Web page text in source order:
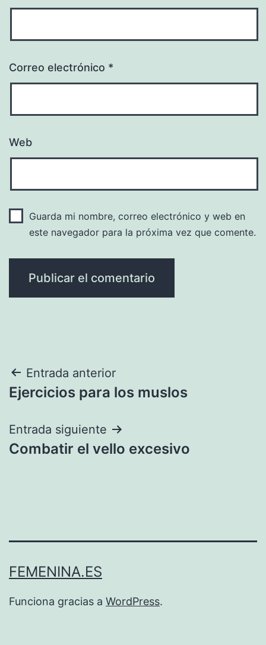
Correo electrónico *
Web
Guarda mi nombre, correo electrónico y web en
este navegador para la próxima vez que comente.
Navegación
de
entradas
Entrada anterior
Ejercicios para los muslos
Entrada siguiente
Combatir el vello excesivo
FEMENINA.ES
Funciona gracias a WordPress.